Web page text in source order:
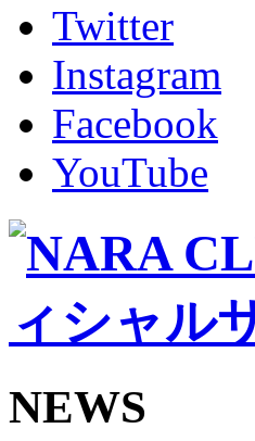
グッズ
ファンコミュニティ
ホームタウン
コラム
その他
TEAM
2026/27トップチーム
2026/27トップチー
バモス
チアダンススクール
ボランティアチーム
ビクトリーロード
HOMEGAME
観戦ルール＆マナー
Jリーグ運営管理規定
写真・動画使用ガイ
Twitter
Instagram
Facebook
YouTube
NEWS